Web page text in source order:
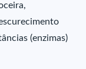
(enzimas)